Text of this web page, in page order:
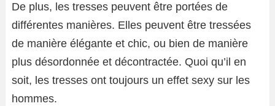
De plus, les tresses peuvent être portées de
différentes manières. Elles peuvent être tressées
de manière élégante et chic, ou bien de manière
plus désordonnée et décontractée. Quoi qu’il en
soit, les tresses ont toujours un effet sexy sur les
hommes.